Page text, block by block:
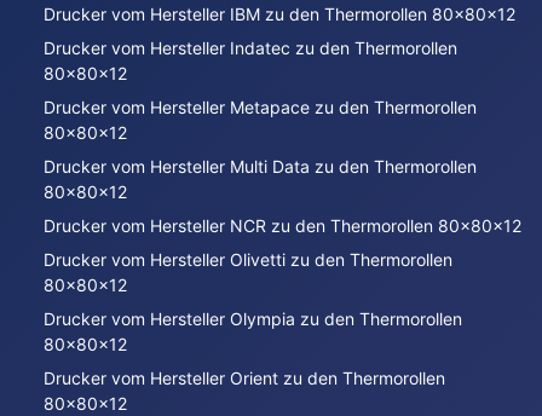
Drucker vom Hersteller IBM zu den Thermorollen 80x80x12
Drucker vom Hersteller Indatec zu den Thermorollen
80x80x12
Drucker vom Hersteller Metapace zu den Thermorollen
80x80x12
Drucker vom Hersteller Multi Data zu den Thermorollen
80x80x12
Drucker vom Hersteller NCR zu den Thermorollen 80x80x12
Drucker vom Hersteller Olivetti zu den Thermorollen
80x80x12
Drucker vom Hersteller Olympia zu den Thermorollen
80x80x12
Drucker vom Hersteller Orient zu den Thermorollen
80x80x12